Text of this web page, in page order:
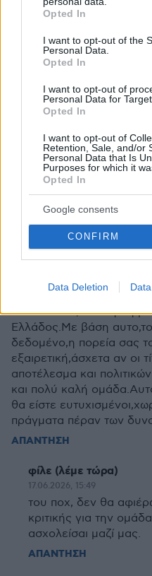
grant or deny consent to
use your data for below
consent section.
Opted In
I want to opt-out of the
Personal Data.
Opted In
I want to opt-out of
Personal Data for
Opted In
I want to opt-out of
Retention, Sale, and/or
Personal Data that Is
Purposes for which it
Opted In
Google consents
CONFIRM
Data Deletion
Θεμης
Κρίμα πολύ δύσκολα τα
Λουτσεσκου
17.06.2026, 16:26
ΜΕΧΡΙ ΤΑ 55 ΔΕΝ
ΘΑ ΓΙΝΕΙ Ο ΑΝΤΣΕΛΟΤΙ?
Έλλειψη Αυτογνωσίας...
...Αυτό είναι το
πάοκ.Παιδιά,είστε η 4η
Ελλάδος.Με βάση
δεδομένο,η πορεία σας
εξαιρετική,άσχετα αν οι
αποτέλεσμα και
και πολύ καλή
θα είστε
πράγματα πέραν των
ΑΠΑΝΤΗΣΗ
φίλε (λέμε τώρα)
17.06.2026, 15:49
του ποχ, δεν θα
κριτικής για την
ασχολείσαι μαζί μας.
ΑΠΑΝΤΗΣΗ